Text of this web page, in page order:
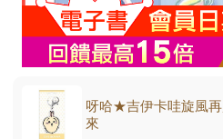
呀哈★吉伊卡哇旋風
來